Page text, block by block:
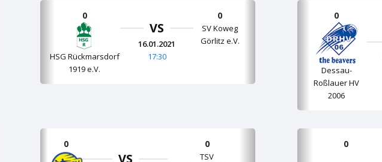
0
HSG Rückmarsdorf
1919 e.V.
VS
16.01.2021
17:30
0
SV Koweg
Görlitz e.V.
0
Dessau-
Roßlauer HV
2006
0
VS
0
TSV
0